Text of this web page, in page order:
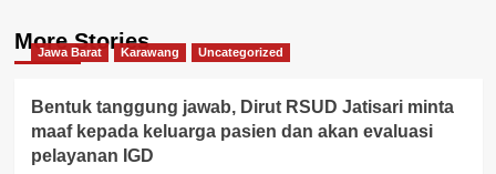
More Stories
Jawa Barat Karawang Uncategorized
Bentuk tanggung jawab, Dirut RSUD Jatisari minta
maaf kepada keluarga pasien dan akan evaluasi
pelayanan IGD